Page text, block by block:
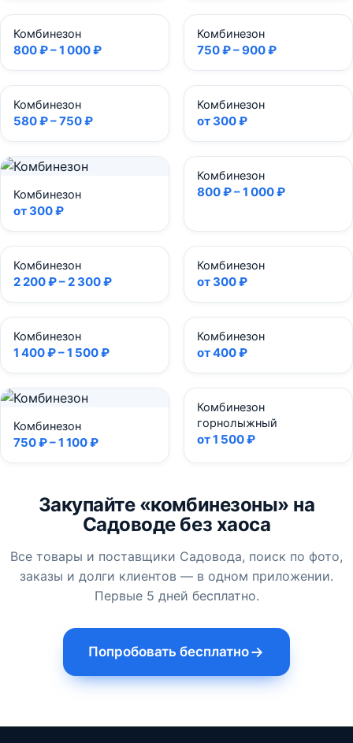
Комбинезон
800 ₽ – 1 000 ₽
Комбинезон
750 ₽ – 900 ₽
Комбинезон
580 ₽ – 750 ₽
Комбинезон
от 300 ₽
Комбинезон
от 300 ₽
Комбинезон
800 ₽ – 1 000 ₽
Комбинезон
2 200 ₽ – 2 300 ₽
Комбинезон
от 300 ₽
Комбинезон
1 400 ₽ – 1 500 ₽
Комбинезон
от 400 ₽
Комбинезон
750 ₽ – 1 100 ₽
Комбинезон
горнолыжный
от 1 500 ₽
Закупайте «комбинезоны» на
Садоводе без хаоса
Все товары и поставщики Садовода, поиск по фото,
заказы и долги клиентов — в одном приложении.
Первые 5 дней бесплатно.
Попробовать бесплатно